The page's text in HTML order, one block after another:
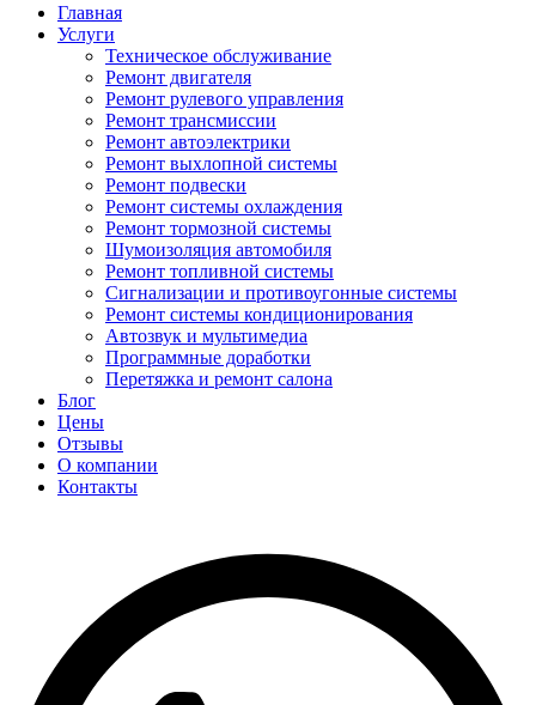
Главная
Услуги
Техническое обслуживание
Ремонт двигателя
Ремонт рулевого управления
Ремонт трансмиссии
Ремонт автоэлектрики
Ремонт выхлопной системы
Ремонт подвески
Ремонт системы охлаждения
Ремонт тормозной системы
Шумоизоляция автомобиля
Ремонт топливной системы
Сигнализации и противоугонные системы
Ремонт системы кондиционирования
Автозвук и мультимедиа
Программные доработки
Перетяжка и ремонт салона
Блог
Цены
Отзывы
О компании
Контакты